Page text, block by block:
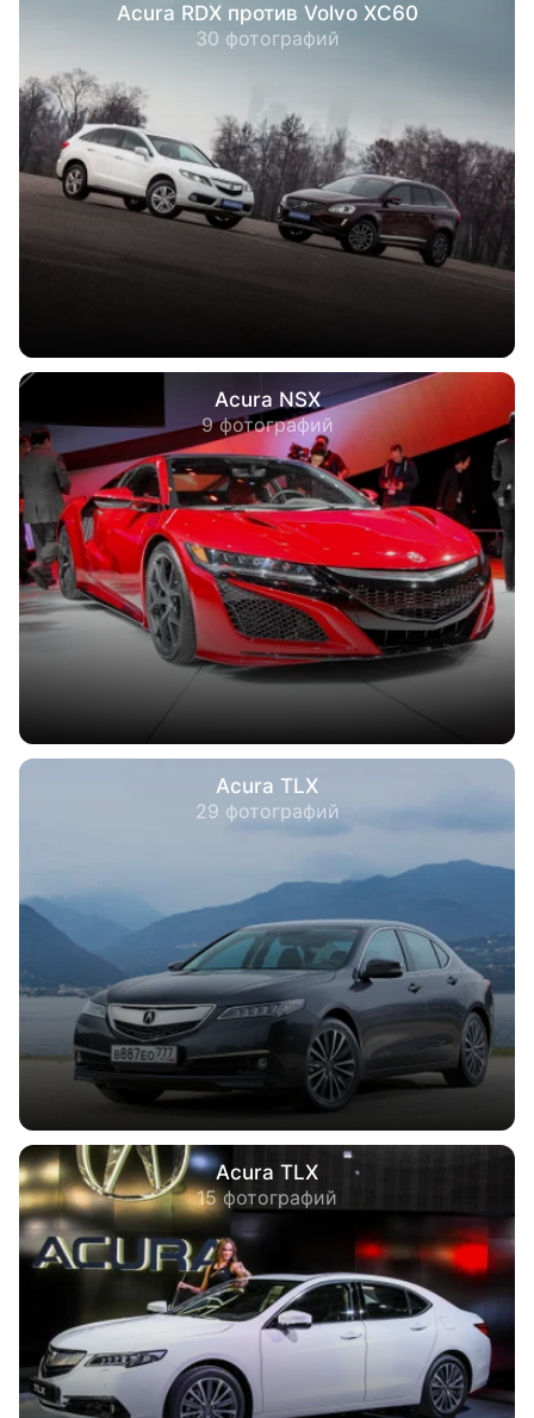
Acura RDX против Volvo XC60
30 фотографий
Acura NSX
9 фотографий
Acura TLX
29 фотографий
Acura TLX
15 фотографий